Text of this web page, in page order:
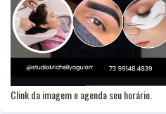
Clink da imagem e agenda seu horário.